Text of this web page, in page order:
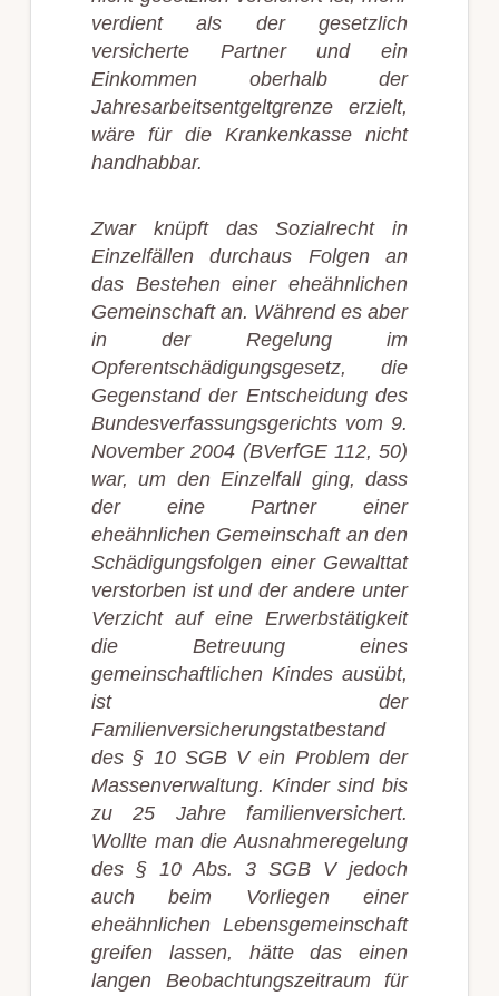
verdient als der gesetzlich
versicherte Partner und ein
Einkommen oberhalb der
Jahresarbeitsentgeltgrenze erzielt,
wäre für die Krankenkasse nicht
handhabbar.
Zwar knüpft das Sozialrecht in
Einzelfällen durchaus Folgen an
das Bestehen einer eheähnlichen
Gemeinschaft an. Während es aber
in der Regelung im
Opferentschädigungsgesetz, die
Gegenstand der Entscheidung des
Bundesverfassungsgerichts vom 9.
November 2004 (BVerfGE 112, 50)
war, um den Einzelfall ging, dass
der eine Partner einer
eheähnlichen Gemeinschaft an den
Schädigungsfolgen einer Gewalttat
verstorben ist und der andere unter
Verzicht auf eine Erwerbstätigkeit
die Betreuung eines
gemeinschaftlichen Kindes ausübt,
ist der
Familienversicherungstatbestand
des § 10 SGB V ein Problem der
Massenverwaltung. Kinder sind bis
zu 25 Jahre familienversichert.
Wollte man die Ausnahmeregelung
des § 10 Abs. 3 SGB V jedoch
auch beim Vorliegen einer
eheähnlichen Lebensgemeinschaft
greifen lassen, hätte das einen
langen Beobachtungszeitraum für